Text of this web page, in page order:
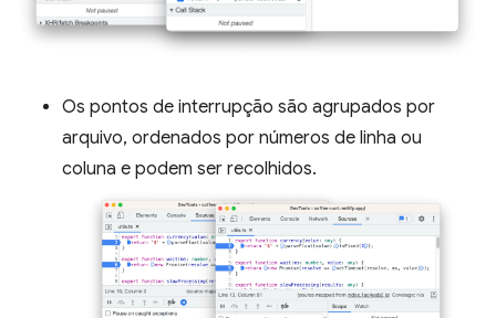
Os pontos de interrupção são agrupados por
arquivo, ordenados por números de linha ou
coluna e podem ser recolhidos.